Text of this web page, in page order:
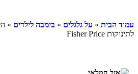
עמוד הבית » על גלגלים » בימבה לילדים »
לתינוקות Fisher Price